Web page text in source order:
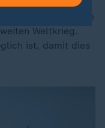
und damit auch die
Weltkrieg.
ist, damit dies